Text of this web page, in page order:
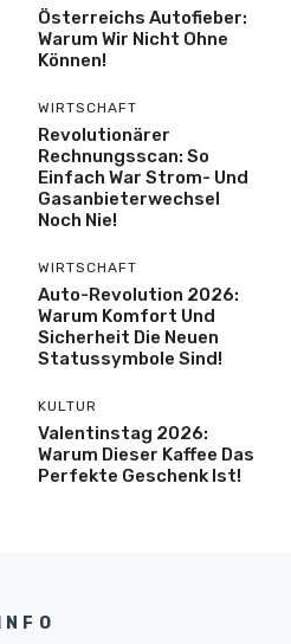
Österreichs Autofieber:
Warum Wir Nicht Ohne
Können!
WIRTSCHAFT
Revolutionärer
Rechnungsscan: So
Einfach War Strom- Und
Gasanbieterwechsel
Noch Nie!
WIRTSCHAFT
Auto-Revolution 2026:
Warum Komfort Und
Sicherheit Die Neuen
Statussymbole Sind!
KULTUR
Valentinstag 2026:
Warum Dieser Kaffee Das
Perfekte Geschenk Ist!
INFO